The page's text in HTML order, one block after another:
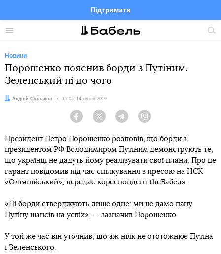
Меню
Підтримати
FacebookTelegramTwitter
Новини
Порошенко пояснив борди з Путіним.
Зеленський ні до чого
Автор:
Андрій Сухраков Дата:
15:05, 14 квітня 2019
Facebook Twitter Telegram
Президент Петро Порошенко розповів, що борди з
президентом РФ Володимиром Путіним демонструють те,
що українці не дадуть йому реалізувати свої плани. Про це
гарант повідомив під час спілкування з пресою на НСК
«Олімпійський», передає кореспондент theБабеля.
«Ці борди стверджують лише одне: ми не дамо пану
Путіну шансів на успіх», — зазначив Порошенко.
У той же час він уточнив, що аж ніяк не ототожнює Путіна
і Зеленського.